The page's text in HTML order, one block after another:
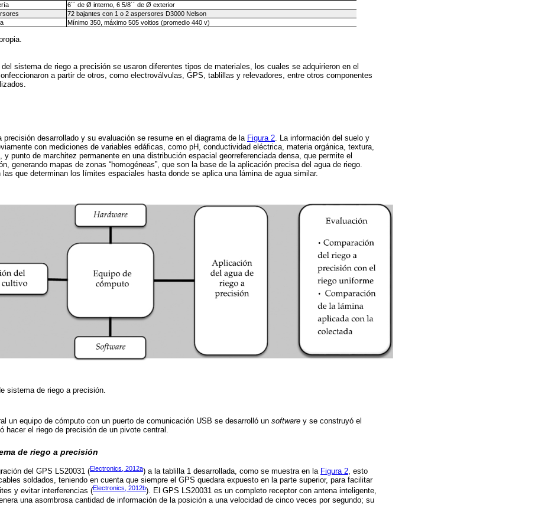
6´´ de Ø interno, 6 5/8´´ de Ø exterior
72 bajantes con 1 o 2 aspersores D3000 Nelson
Mínimo 350, máximo 505 voltios (promedio 440 v)
sistema de riego a precisión se usaron diferentes tipos de materiales, los cuales se adquirieron en el
a partir de otros, como electroválvulas, GPS, tablillas y relevadores, entre otros componentes
precisión desarrollado y su evaluación se resume en el diagrama de la Figura 2 . La información del suelo y
con mediciones de variables edáficas, como pH, conductividad eléctrica, materia orgánica, textura,
y punto de marchitez permanente en una distribución espacial georreferenciada densa, que permite el
generando mapas de zonas “homogéneas”, que son la base de la aplicación precisa del agua de riego.
las que determinan los límites espaciales hasta donde se aplica una lámina de agua similar.
sistema de riego a precisión.
un equipo de cómputo con un puerto de comunicación USB se desarrolló un software y se construyó el
hacer el riego de precisión de un pivote central.
de riego a precisión
del GPS LS20031 (Electronics, 2012a) a la tablilla 1 desarrollada, como se muestra en la Figura 2, esto
soldados, teniendo en cuenta que siempre el GPS quedara expuesto en la parte superior, para facilitar
y evitar interferencias (Electronics, 2012b). El GPS LS20031 es un completo receptor con antena inteligente,
una asombrosa cantidad de información de la posición a una velocidad de cinco veces por segundo; su